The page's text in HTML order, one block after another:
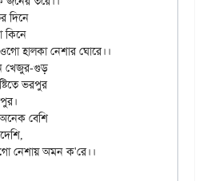
হালকা নেশার ঘোরে।।
খেজুর-গুড়
ভরপুর